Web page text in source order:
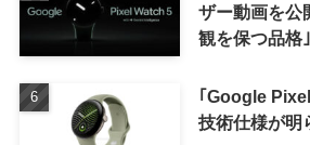
ザー動画を公
観を保つ品格
｢Google
技術仕様が明